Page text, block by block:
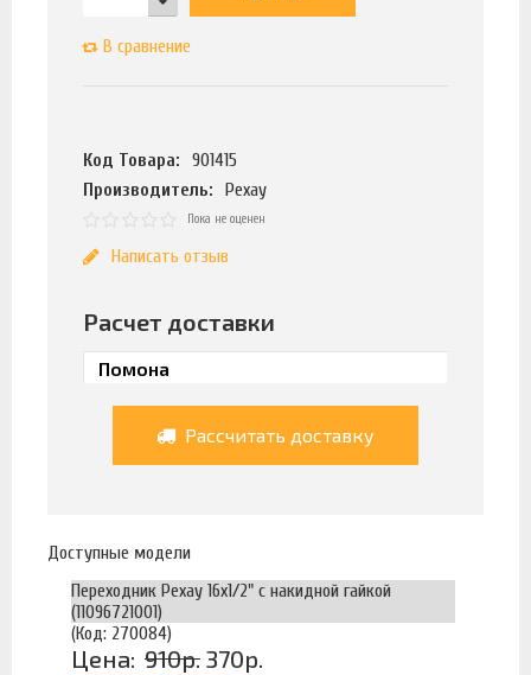
В сравнение
Код Товара:
901415
Производитель:
Рехау
Пока не оценен
Написать отзыв
Расчет доставки
Рассчитать доставку
Доступные модели
Переходник Рехау 16х1/2" с накидной гайкой
(11096721001)
(Код: 270084)
Цена: 910р. 370р.